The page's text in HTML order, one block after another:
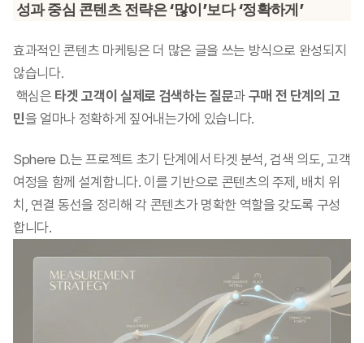
성과 중심 콘텐츠 전략은 ‘많이’보다 ‘정확하게’
효과적인 콘텐츠 마케팅은 더 많은 글을 쓰는 방식으로 완성되지
않습니다.
핵심은 타겟 고객이 실제로 검색하는 질문과 구매 전 단계의 고
민을 얼마나 정확하게 짚어내는가에 있습니다.
Sphere D.는 프로젝트 초기 단계에서 타겟 분석, 검색 의도, 고객
여정을 함께 설계합니다. 이를 기반으로 콘텐츠의 주제, 배치 위
치, 연결 동선을 정리해 각 콘텐츠가 명확한 역할을 갖도록 구성
합니다.